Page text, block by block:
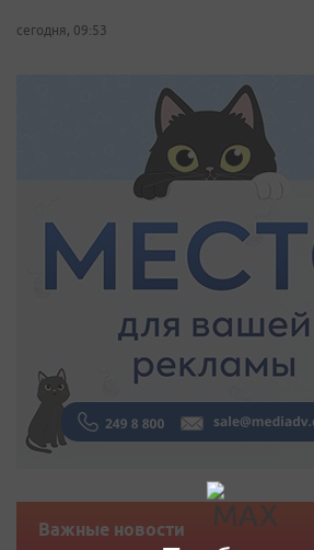
сегодня, 09:53
Важные новости